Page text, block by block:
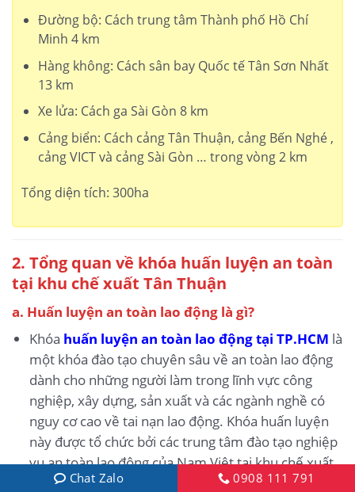
Đường bộ: Cách trung tâm Thành phố Hồ Chí
Minh 4 km
Hàng không: Cách sân bay Quốc tế Tân Sơn Nhất
13 km
Xe lửa: Cách ga Sài Gòn 8 km
Cảng biển: Cách cảng Tân Thuận, cảng Bến Nghé ,
cảng VICT và cảng Sài Gòn … trong vòng 2 km
Tổng diện tích: 300ha
2. Tổng quan về khóa huấn luyện an toàn
tại khu chế xuất Tân Thuận
a. Huấn luyện an toàn lao động là gì?
Khóa huấn luyện an toàn lao động tại TP.HCM là
một khóa đào tạo chuyên sâu về an toàn lao động
dành cho những người làm trong lĩnh vực công
nghiệp, xây dựng, sản xuất và các ngành nghề có
nguy cơ cao về tai nạn lao động. Khóa huấn luyện
này được tổ chức bởi các trung tâm đào tạo nghiệp
vụ an toàn lao động của Nam Việt tại khu chế xuất
Tân Thuận.Chat Zalo 0908 111 791